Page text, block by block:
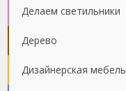
Делаем светильники
Дерево
Дизайнерская мебель